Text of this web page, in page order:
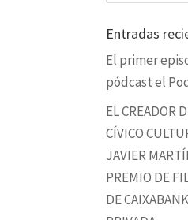
Entradas
El primer
pódcast el
EL CREADOR
CÍVICO
JAVIER
PREMIO DE
DE